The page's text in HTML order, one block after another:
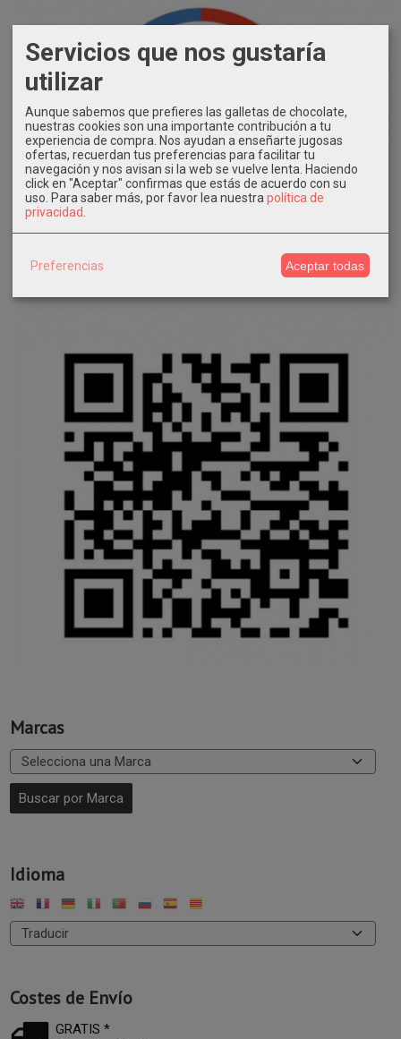
Marcas
Idioma
Costes de Envío
GRATIS *
Servicios que nos gustaría
utilizar
Aunque sabemos que prefieres las galletas de chocolate,
nuestras cookies son una importante contribución a tu
experiencia de compra. Nos ayudan a enseñarte jugosas
ofertas, recuerdan tus preferencias para facilitar tu
navegación y nos avisan si la web se vuelve lenta. Haciendo
click en "Aceptar" confirmas que estás de acuerdo con su
uso. Para saber más, por favor lea nuestra política de
privacidad
Preferencias Aceptar todas